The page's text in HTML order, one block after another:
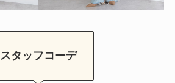
スタッフコーデ